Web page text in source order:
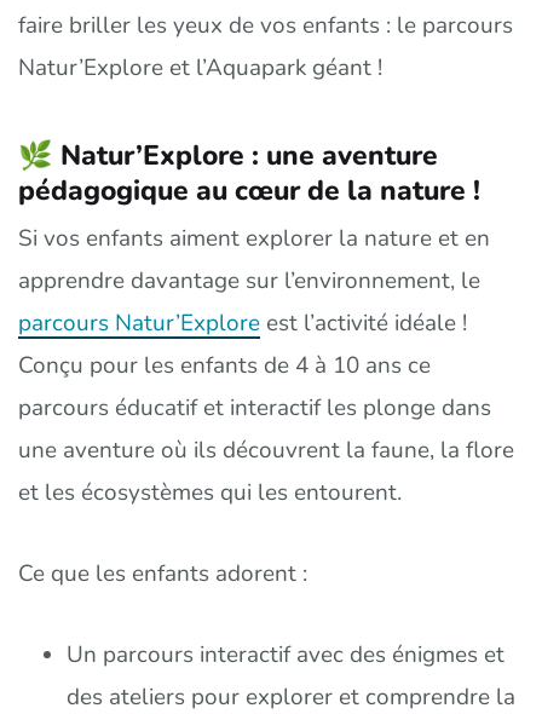
faire briller les yeux de vos enfants : le parcours
Natur’Explore et l’Aquapark géant !
🌿 Natur’Explore : une aventure
pédagogique au cœur de la nature !
Si vos enfants aiment explorer la nature et en
apprendre davantage sur l’environnement, le
parcours Natur’Explore est l’activité idéale !
Conçu pour les enfants de 4 à 10 ans ce
parcours éducatif et interactif les plonge dans
une aventure où ils découvrent la faune, la flore
et les écosystèmes qui les entourent.
Ce que les enfants adorent :
Un parcours interactif avec des énigmes et
des ateliers pour explorer et comprendre la